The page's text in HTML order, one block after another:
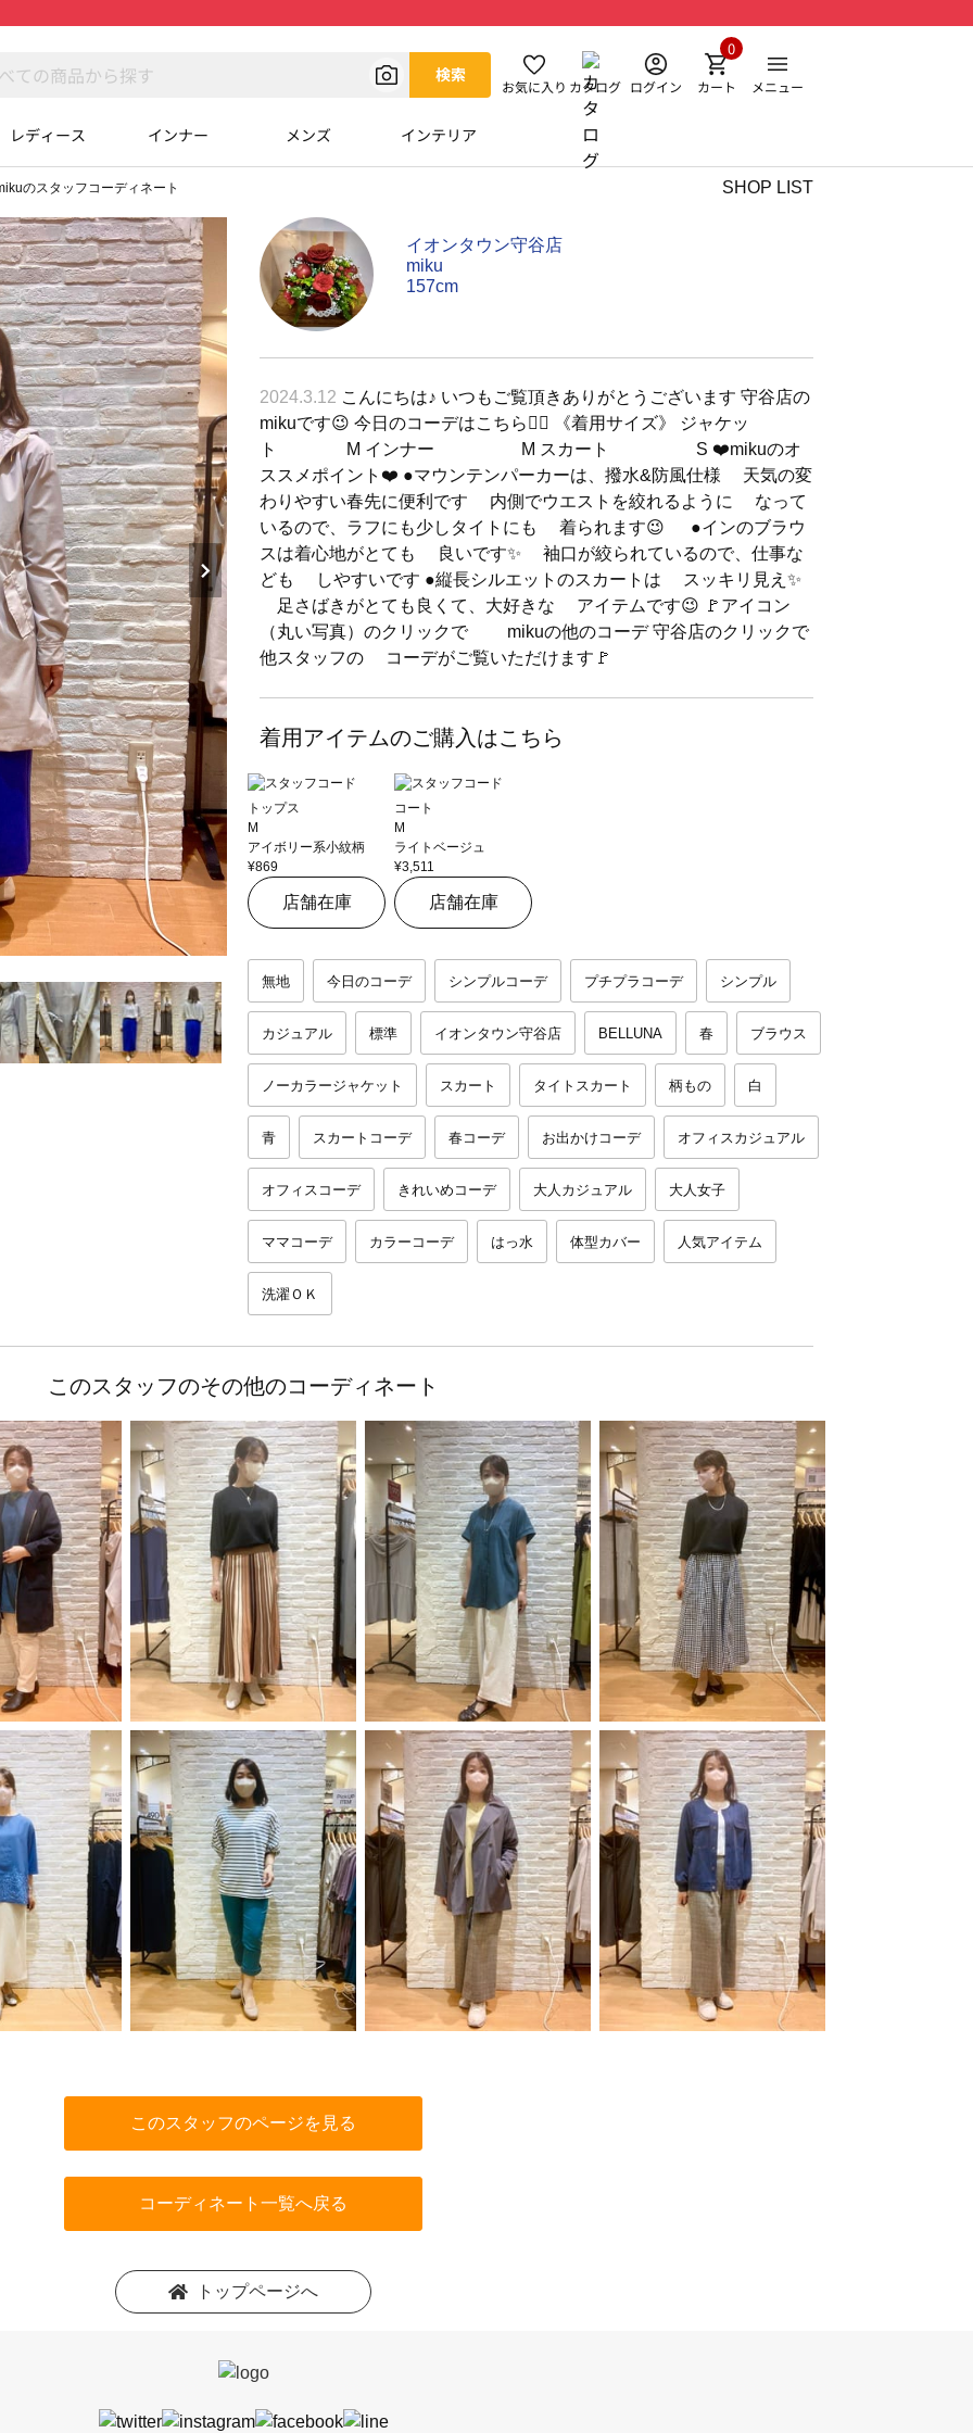
検索
お気に入り カタログ ログイン カート
0
メニュー
レディース インナー メンズ インテリア
のスタッフコーディネート SHOP LIST
イオンタウン守谷店
miku
157cm
2024.3.12 こんにちは♪ いつもご覧頂きありがとうございます 守谷店の
mikuです😉 今日のコーデはこちら💁‍♀️ 《着用サイズ》 ジャケッ
ト M インナー M スカート S ❤️mikuのオ
ススメポイント❤️ ●マウンテンパーカーは、撥水&防風仕様 天気の変
わりやすい春先に便利です 内側でウエストを絞れるように なって
いるので、ラフにも少しタイトにも 着られます😉 ●インのブラウ
スは着心地がとても 良いです✨ 袖口が絞られているので、仕事な
ども しやすいです ●縦長シルエットのスカートは スッキリ見え✨
足さばきがとても良くて、大好きな アイテムです😉 🚩アイコン
（丸い写真）のクリックで mikuの他のコーデ 守谷店のクリックで
他スタッフの コーデがご覧いただけます🚩
着用アイテムのご購入はこちら
トップス
M
アイボリー系小紋柄
¥869
店舗在庫
コート
M
ライトベージュ
¥3,511
店舗在庫
無地 今日のコーデ シンプルコーデ プチプラコーデ シンプル
カジュアル 標準 イオンタウン守谷店 BELLUNA 春 ブラウス
ノーカラージャケット スカート タイトスカート 柄もの 白
青 スカートコーデ 春コーデ お出かけコーデ オフィスカジュアル
オフィスコーデ きれいめコーデ 大人カジュアル 大人女子
ママコーデ カラーコーデ はっ水 体型カバー 人気アイテム
洗濯ＯＫ
このスタッフのその他のコーディネート
このスタッフのページを見る
コーディネート一覧へ戻る
トップページへ